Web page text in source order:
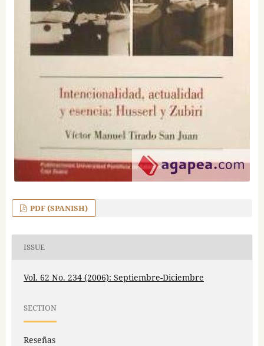
PDF (SPANISH)
ISSUE
Vol. 62 No. 234 (2006): Septiembre-Diciembre
SECTION
Reseñas